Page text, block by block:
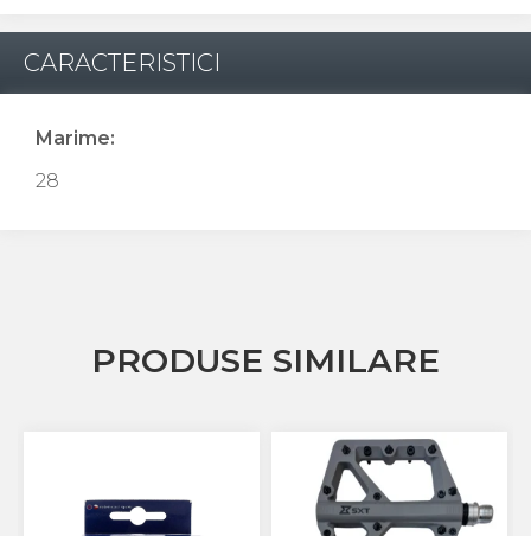
CARACTERISTICI
Marime:
28
PRODUSE SIMILARE